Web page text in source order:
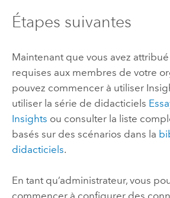
Étapes suivantes
Maintenant que vous avez
requises aux membres de votre
pouvez commencer à utiliser
utiliser la série de didacticiels
Insights ou consulter la liste
basés sur des scénarios dans la
didacticiels.
En tant qu’administrateur, vous
commencer à configurer des